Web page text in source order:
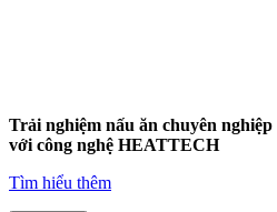
Trải nghiệm nấu ăn chuyên nghiệp
với công nghệ HEATTECH
Tìm hiểu thêm